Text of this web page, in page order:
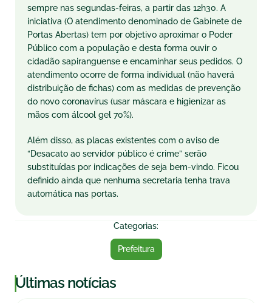
sempre nas segundas-feiras, a partir das 12h30. A
iniciativa (O atendimento denominado de Gabinete de
Portas Abertas) tem por objetivo aproximar o Poder
Público com a população e desta forma ouvir o
cidadão sapiranguense e encaminhar seus pedidos. O
atendimento ocorre de forma individual (não haverá
distribuição de fichas) com as medidas de prevenção
do novo coronavírus (usar máscara e higienizar as
mãos com álcool gel 70%).
Além disso, as placas existentes com o aviso de
“Desacato ao servidor público é crime” serão
substituídas por indicações de seja bem-vindo. Ficou
definido ainda que nenhuma secretaria tenha trava
automática nas portas.
Categorias:
Prefeitura
|Últimas notícias